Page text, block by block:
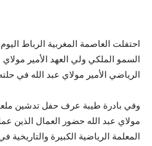
احتفلت العاصمة المغربية الرباط
السمو الملكي ولي العهد الأمير
الرياضي الأمير مولاي عبد الله في
وفي بادرة طيبة عرف حفل تدشين
مولاي عبد الله حضور العمال الذين
المعلمة الرياضية الكبيرة والتاريخية